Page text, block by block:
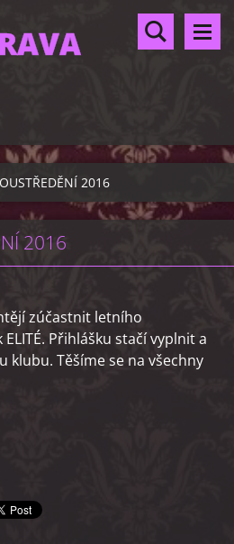
2016
2016
zúčastnit letního
Přihlášku stačí vyplnit a
klubu. Těšíme se na všechny